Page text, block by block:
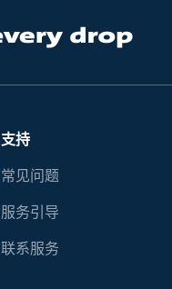
支持
常见问题
服务引导
联系服务